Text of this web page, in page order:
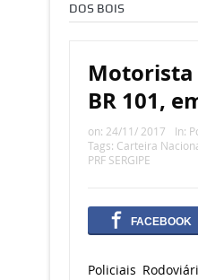
DOS BOIS
Motorista
BR 101,
on: 24/11/ 2017 In:
Tags: Carteira
PRF SERGIPE
Policiais